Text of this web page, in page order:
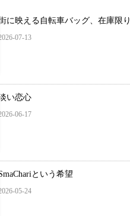
に映える自転車バッグ、在庫限り
07-13
い恋心
06-17
という希望
05-24